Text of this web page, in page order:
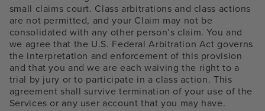
small claims court. Class arbitrations and class actions
are not permitted, and your Claim may not be
consolidated with any other person’s claim. You and
we agree that the U.S. Federal Arbitration Act governs
the interpretation and enforcement of this provision
and that you and we are each waiving the right to a
trial by jury or to participate in a class action. This
agreement shall survive termination of your use of the
Services or any user account that you may have.